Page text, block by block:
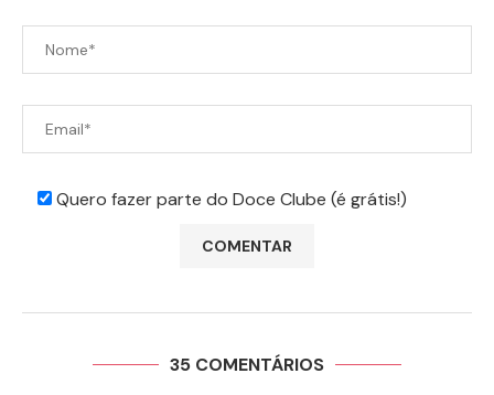
Quero fazer parte do Doce Clube (é grátis!)
35 COMENTÁRIOS